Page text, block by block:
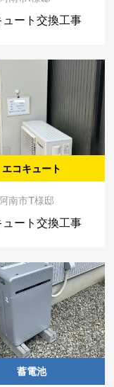
ュート交換工事
エコキュート
南市T様邸
ュート交換工事
蓄電池